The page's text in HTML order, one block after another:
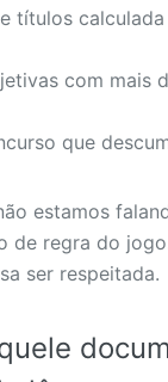
títulos
com mais
que
estamos
de regra do
ser respeitada.